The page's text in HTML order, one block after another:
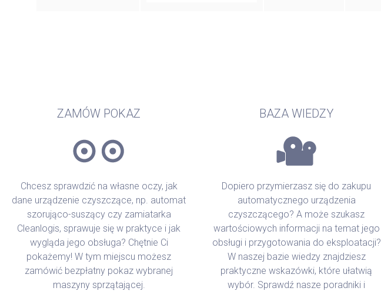
ZAMÓW POKAZ
Chcesz sprawdzić na własne oczy, jak
dane urządzenie czyszczące, np. automat
szorująco-suszący czy zamiatarka
Cleanlogis, sprawuje się w praktyce i jak
wygląda jego obsługa? Chętnie Ci
pokażemy! W tym miejscu możesz
zamówić bezpłatny pokaz wybranej
maszyny sprzątającej.
BAZA WIEDZY
Dopiero przymierzasz się do zakupu
automatycznego urządzenia
czyszczącego? A może szukasz
wartościowych informacji na temat jego
obsługi i przygotowania do eksploatacji?
W naszej bazie wiedzy znajdziesz
praktyczne wskazówki, które ułatwią
wybór. Sprawdź nasze poradniki i